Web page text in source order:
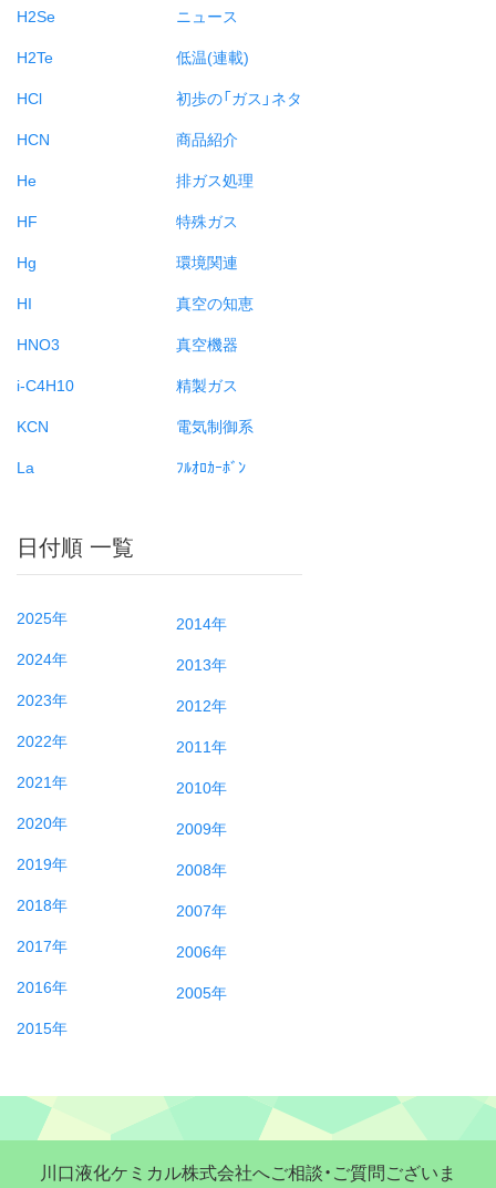
H2Se
H2Te
HCl
HCN
He
HF
Hg
HI
HNO3
i-C4H10
KCN
La
ニュース
低温(連載)
初歩の「ガス」ネタ
商品紹介
排ガス処理
特殊ガス
環境関連
真空の知恵
真空機器
精製ガス
電気制御系
ﾌﾙｵﾛｶｰﾎﾞﾝ
日付順 一覧
2025年
2024年
2023年
2022年
2021年
2020年
2019年
2018年
2017年
2016年
2015年
2014年
2013年
2012年
2011年
2010年
2009年
2008年
2007年
2006年
2005年
川口液化ケミカル株式会社へご相談・ご質問ございま